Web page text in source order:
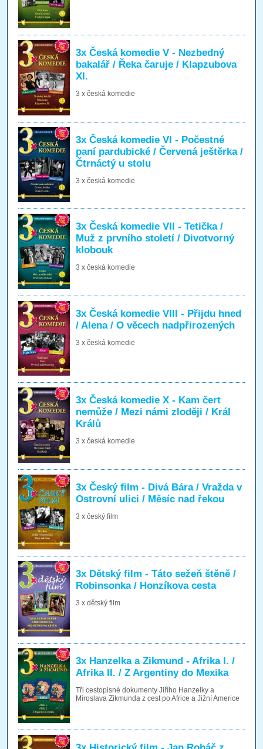
3x Česká komedie V - Nezbedný
bakalář / Řeka čaruje / Klapzubova
XI.
3 x česká komedie
3x Česká komedie VI - Počestné
paní pardubické / Červená ještěrka /
Čtrnáctý u stolu
3 x česká komedie
3x Česká komedie VII - Tetička /
Muž z prvního století / Divotvorný
klobouk
3 x česká komedie
3x Česká komedie VIII - Přijdu hned
/ Alena / O věcech nadpřirozených
3 x česká komedie
3x Česká komedie X - Kam čert
nemůže / Mezi námi zloději / Král
Králů
3 x česká komedie
3x Český film - Divá Bára / Vražda v
Ostrovní ulici / Měsíc nad řekou
3 x český film
3x Dětský film - Táto sežeň štěně /
Robinsonka / Honzíkova cesta
3 x dětský film
3x Hanzelka a Zikmund - Afrika I. /
Afrika II. / Z Argentiny do Mexika
Tři cestopisné dokumenty Jiřího Hanzelky a
Miroslava Zikmunda z cest po Africe a Jižní Americe